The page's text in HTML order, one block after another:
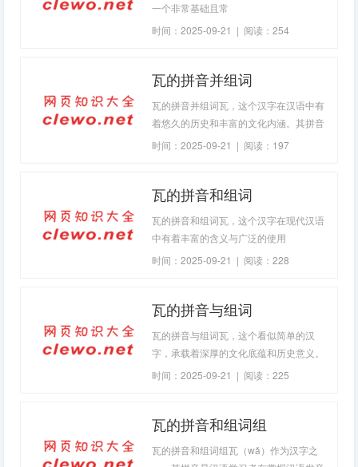
一个非常基础且常
时间：2025-09-21 | 阅读：254
瓦的拼音并组词
瓦的拼音并组词瓦，这个汉字在汉语中有
着悠久的历史和丰富的文化内涵。其拼音
为“wǎ”，属于第三声，读音短促有力，恰
盖材料，在保护人们免受自然元素侵害方
的起源可以追溯
时间：2025-09-21 | 阅读：197
瓦的拼音和组词
瓦的拼音和组词瓦，这个汉字在现代汉语
中有着丰富的含义与广泛的使用
时间：2025-09-21 | 阅读：228
瓦的拼音与组词
瓦的拼音与组词瓦，这个看似简单的汉
字，承载着深厚的文化底蕴和历史意义。
在汉语中，“瓦”的拼音是“wǎ”，它是一个
部分，而且也出现在许多成
时间：2025-09-21 | 阅读：225
瓦的拼音和组词组
瓦的拼音和组词组瓦（wǎ）作为汉字之